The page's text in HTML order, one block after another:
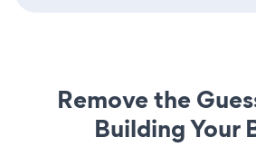
Remove the
Building Your